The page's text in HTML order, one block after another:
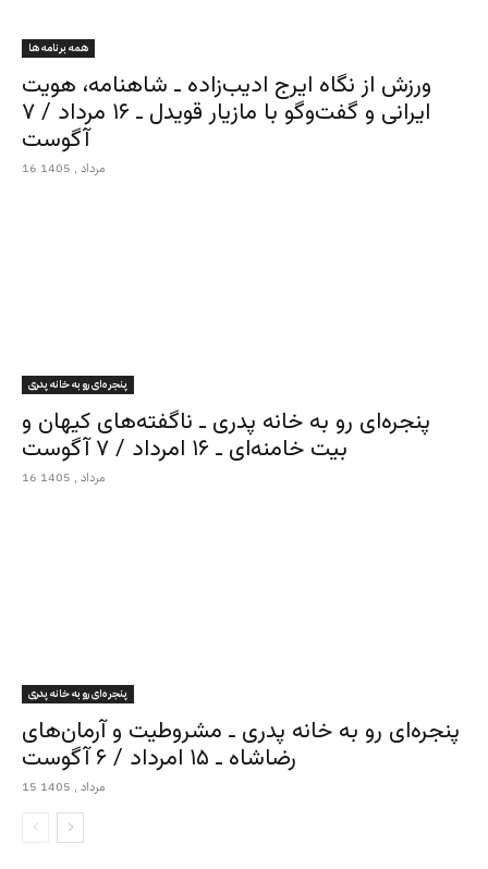
همه برنامه ها
ورزش از نگاه ایرج ادیب‌زاده ـ شاهنامه، هویت
ایرانی و گفت‌وگو با مازیار قویدل ـ ۱۶ مرداد / ۷
آگوست
16 مرداد , 1405
پنجره‌ای رو به خانه پدری
پنجره‌ای رو به خانه پدری ـ ناگفته‌های کیهان و
بیت خامنه‌ای ـ ۱۶ امرداد / ۷ آگوست
16 مرداد , 1405
پنجره‌ای رو به خانه پدری
پنجره‌ای رو به خانه پدری ـ مشروطیت و آرمان‌های
رضاشاه ـ ۱۵ امرداد / ۶ آگوست
15 مرداد , 1405